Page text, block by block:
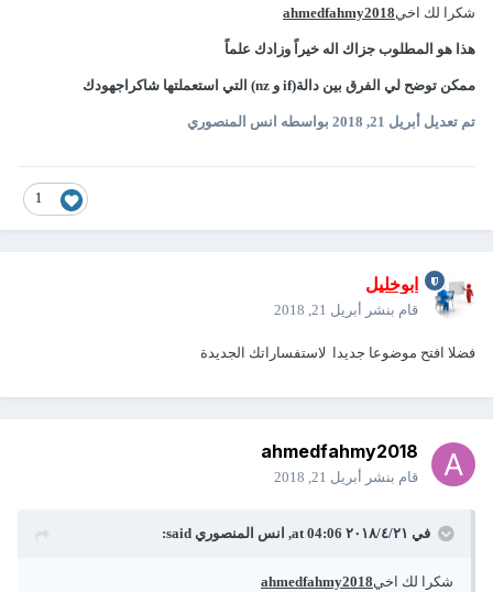
شكرا لك اخي ahmedfahmy2018
هذا هو المطلوب جزاك اله خيراً وزادك علماً
ممكن توضح لي الفرق بين دالة(if و nz) التي استعملتها شاكراجهودك
تم تعديل أبريل 21, 2018 بواسطه انس المنصوري
1
ابوخليل
قام بنشر أبريل 21, 2018
فضلا افتح موضوعا جديدا لاستفساراتك الجديدة
ahmedfahmy2018
قام بنشر أبريل 21, 2018
في ٢١‏/٤‏/٢٠١٨ at 04:06, انس المنصوريsaid:
شكرا لك اخي ahmedfahmy2018